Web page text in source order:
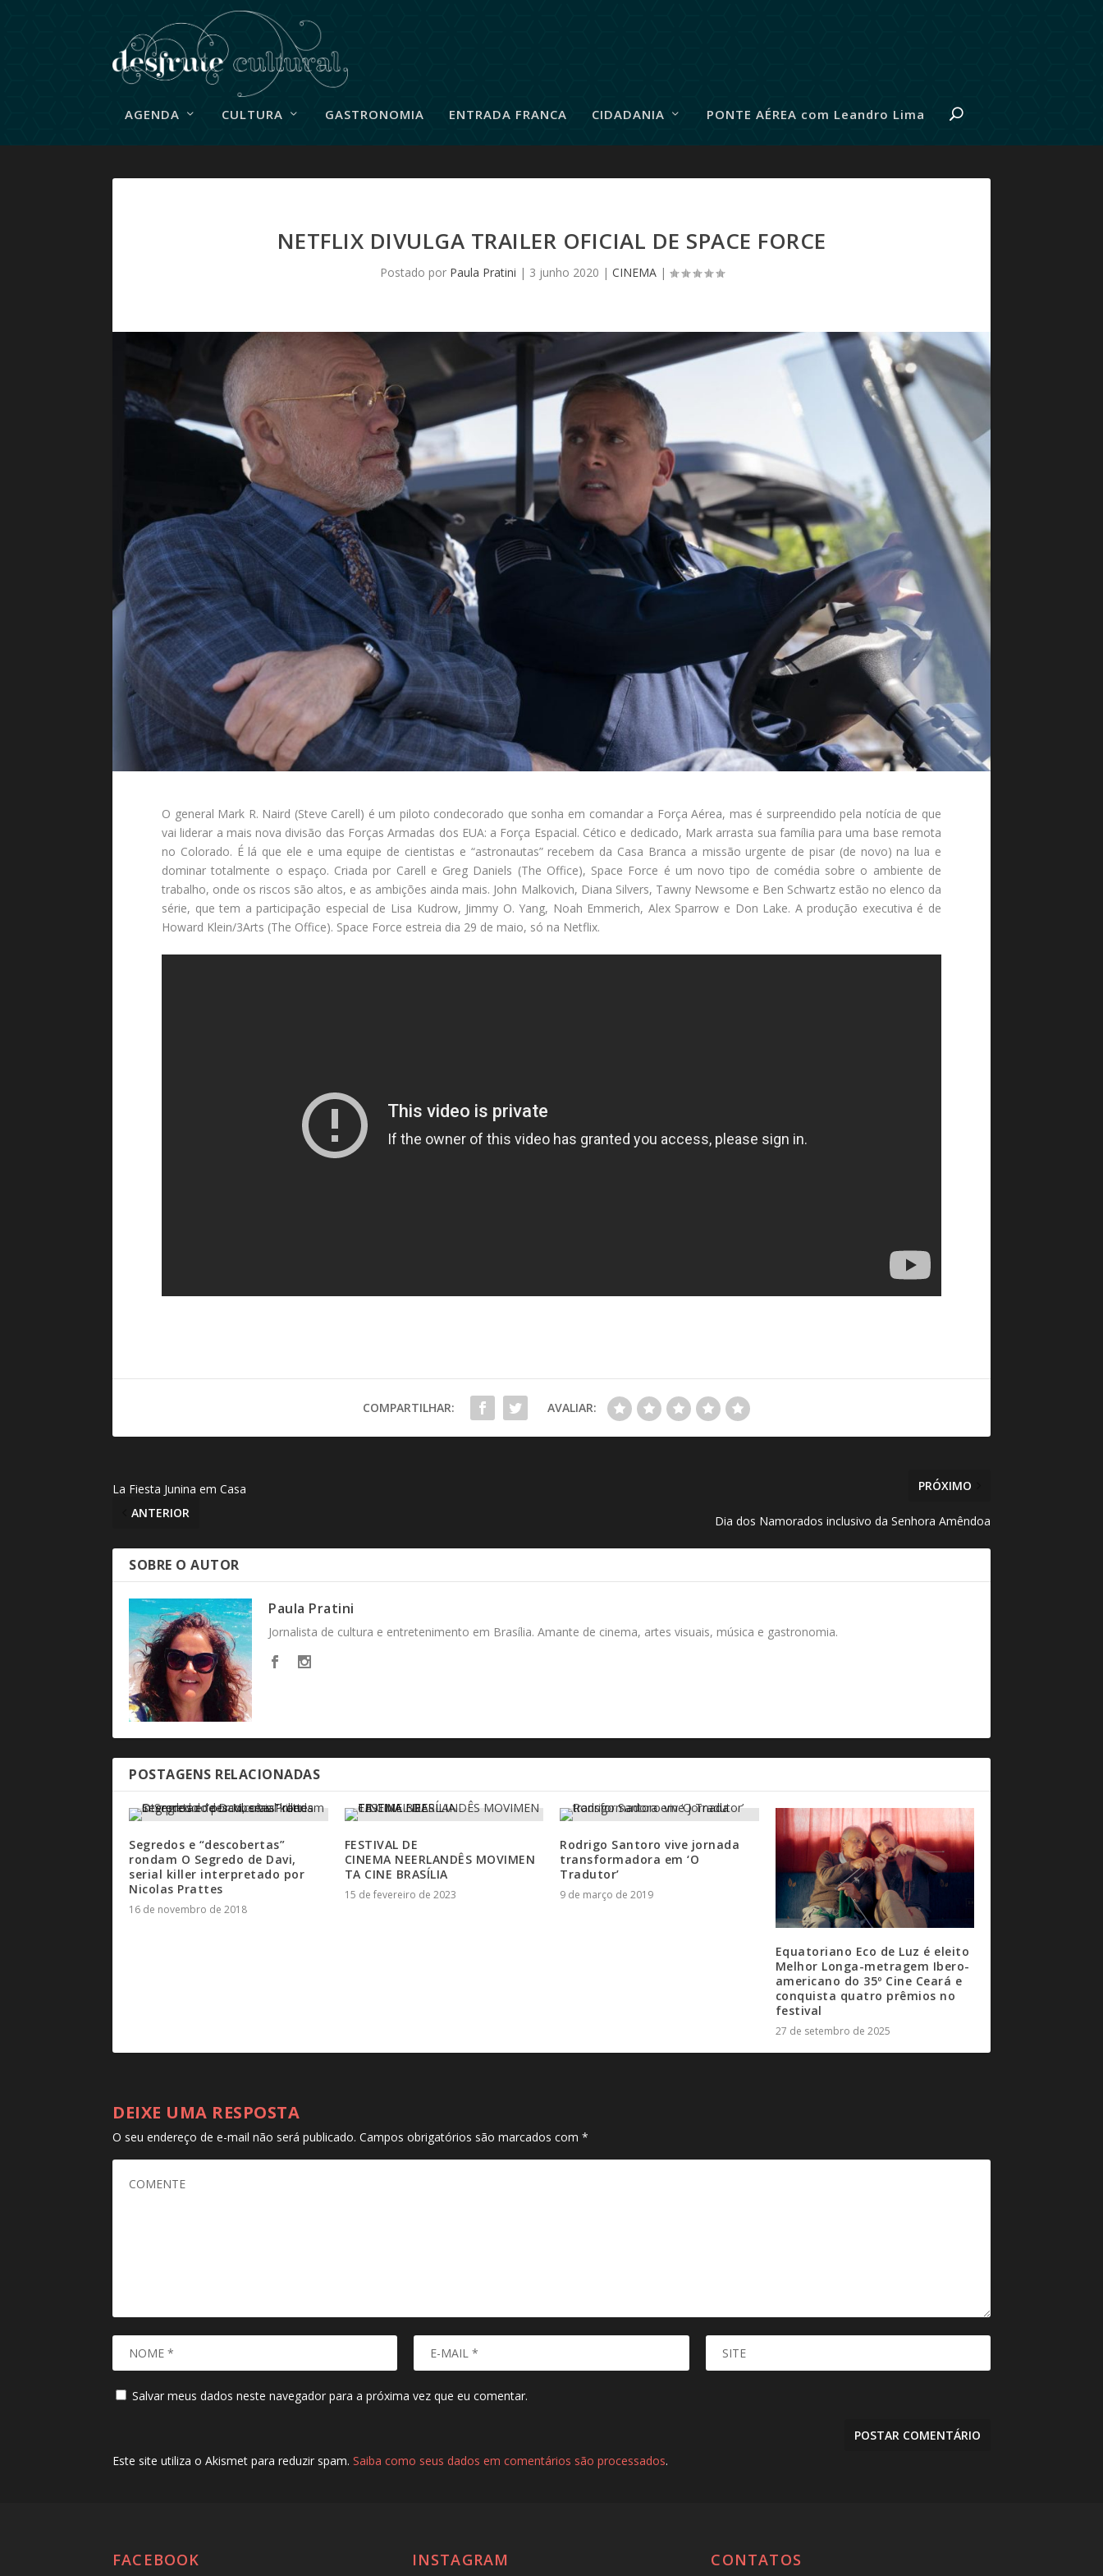
AGENDA CULTURA GASTRONOMIA ENTRADA FRANCA CIDADANIA PONTE AÉREA com Leandro Lima
NETFLIX DIVULGA TRAILER OFICIAL DE SPACE FORCE
Postado por Paula Pratini | 3 junho 2020 | CINEMA|
O general Mark R. Naird (Steve Carell) é um piloto condecorado que sonha em comandar a Força Aérea, mas é surpreendido pela notícia de que
vai liderar a mais nova divisão das Forças Armadas dos EUA: a Força Espacial. Cético e dedicado, Mark arrasta sua família para uma base remota
no Colorado. É lá que ele e uma equipe de cientistas e “astronautas” recebem da Casa Branca a missão urgente de pisar (de novo) na lua e
dominar totalmente o espaço. Criada por Carell e Greg Daniels (The Office), Space Force é um novo tipo de comédia sobre o ambiente de
trabalho, onde os riscos são altos, e as ambições ainda mais. John Malkovich, Diana Silvers, Tawny Newsome e Ben Schwartz estão no elenco da
série, que tem a participação especial de Lisa Kudrow, Jimmy O. Yang, Noah Emmerich, Alex Sparrow e Don Lake. A produção executiva é de
Howard Klein/3Arts (The Office). Space Force estreia dia 29 de maio, só na Netflix.
COMPARTILHAR: AVALIAR:
La Fiesta Junina em Casa
ANTERIOR
PRÓXIMO
Dia dos Namorados inclusivo da Senhora Amêndoa
SOBRE O AUTOR
Paula Pratini
Jornalista de cultura e entretenimento em Brasília. Amante de cinema, artes visuais, música e gastronomia.
POSTAGENS RELACIONADAS
Segredos e “descobertas”
rondam O Segredo de Davi,
serial killer interpretado por
Nicolas Prattes
16 de novembro de 2018
FESTIVAL DE
CINEMA NEERLANDÊS MOVIMEN
TA CINE BRASÍLIA
15 de fevereiro de 2023
Rodrigo Santoro vive jornada
transformadora em ‘O
Tradutor’
9 de março de 2019
Equatoriano Eco de Luz é eleito
Melhor Longa-metragem Ibero-
americano do 35º Cine Ceará e
conquista quatro prêmios no
festival
27 de setembro de 2025
DEIXE UMA RESPOSTA
O seu endereço de e-mail não será publicado. Campos obrigatórios são marcados com *
Salvar meus dados neste navegador para a próxima vez que eu comentar.
Este site utiliza o Akismet para reduzir spam. Saiba como seus dados em comentários são processados.
FACEBOOK INSTAGRAM CONTATOS